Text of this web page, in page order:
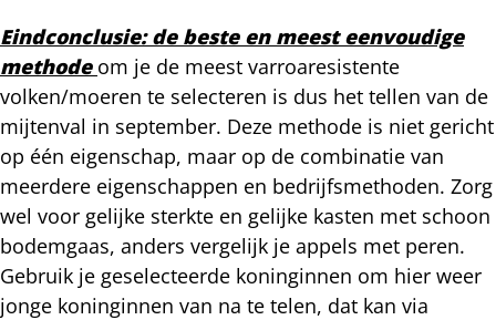
Eindconclusie: de beste en meest eenvoudige
methode om je de meest varroaresistente
volken/moeren te selecteren is dus het tellen van de
mijtenval in september. Deze methode is niet gericht
op één eigenschap, maar op de combinatie van
meerdere eigenschappen en bedrijfsmethoden. Zorg
wel voor gelijke sterkte en gelijke kasten met schoon
bodemgaas, anders vergelijk je appels met peren.
Gebruik je geselecteerde koninginnen om hier weer
jonge koninginnen van na te telen, dat kan via